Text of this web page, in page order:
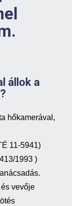
állok a
hőkamerával,
11-5941)
1993 )
vevője